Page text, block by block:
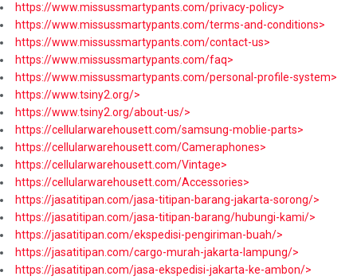
https://www.missussmartypants.com/privacy-policy>
https://www.missussmartypants.com/terms-and-conditions>
https://www.missussmartypants.com/contact-us>
https://www.missussmartypants.com/faq>
https://www.missussmartypants.com/personal-profile-system>
https://www.tsiny2.org/>
https://www.tsiny2.org/about-us/>
https://cellularwarehousett.com/samsung-moblie-parts>
https://cellularwarehousett.com/Cameraphones>
https://cellularwarehousett.com/Vintage>
https://cellularwarehousett.com/Accessories>
https://jasatitipan.com/jasa-titipan-barang-jakarta-sorong/>
https://jasatitipan.com/jasa-titipan-barang/hubungi-kami/>
https://jasatitipan.com/ekspedisi-pengiriman-buah/>
https://jasatitipan.com/cargo-murah-jakarta-lampung/>
https://jasatitipan.com/jasa-ekspedisi-jakarta-ke-ambon/>